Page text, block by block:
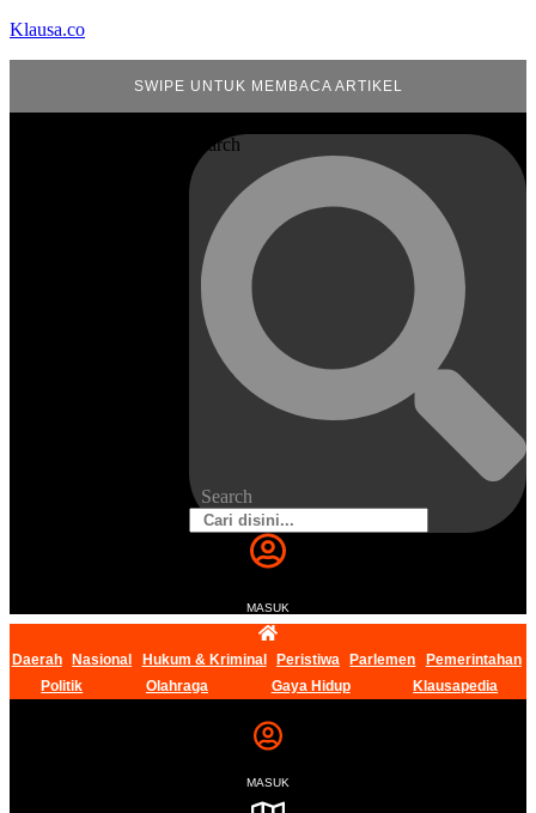
Klausa.co
SWIPE UNTUK MEMBACA ARTIKEL
Search
Search
MASUK
Daerah Nasional Hukum & Kriminal Peristiwa Parlemen
Pemerintahan
Politik
Olahraga Gaya Hidup Klausapedia
MASUK